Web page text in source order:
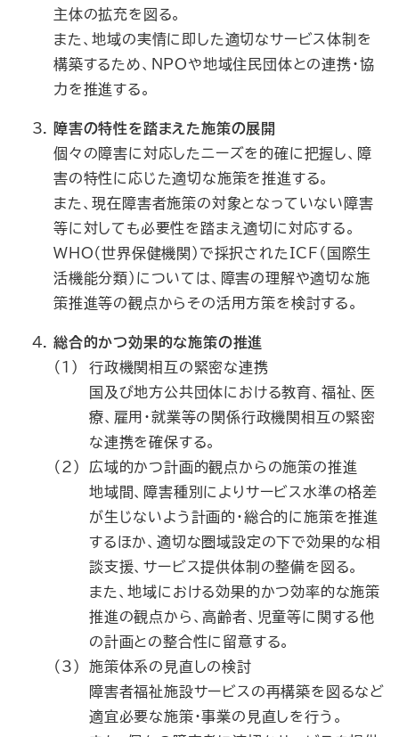
主体の拡充を図る。
また、地域の実情に即した適切なサービス体制を
構築するため、NPOや地域住民団体との連携・協
力を推進する。
障害の特性を踏まえた施策の展開
個々の障害に対応したニーズを的確に把握し、障
害の特性に応じた適切な施策を推進する。
また、現在障害者施策の対象となっていない障害
等に対しても必要性を踏まえ適切に対応する。
WHO（世界保健機関）で採択されたICF（国際生
活機能分類）については、障害の理解や適切な施
策推進等の観点からその活用方策を検討する。
総合的かつ効果的な施策の推進
（1）
行政機関相互の緊密な連携
国及び地方公共団体における教育、福祉、医
療、雇用・就業等の関係行政機関相互の緊密
な連携を確保する。
（2）
広域的かつ計画的観点からの施策の推進
地域間、障害種別によりサービス水準の格差
が生じないよう計画的・総合的に施策を推進
するほか、適切な圏域設定の下で効果的な相
談支援、サービス提供体制の整備を図る。
また、地域における効果的かつ効率的な施策
推進の観点から、高齢者、児童等に関する他
の計画との整合性に留意する。
（3）
施策体系の見直しの検討
障害者福祉施設サービスの再構築を図るなど
適宜必要な施策・事業の見直しを行う。